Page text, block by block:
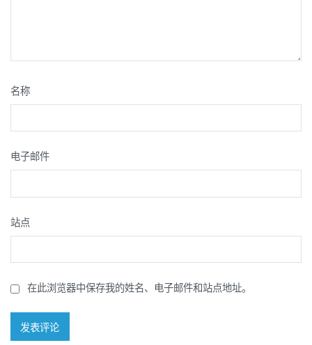
名称
电子邮件
站点
在此浏览器中保存我的姓名、电子邮件和站点地址。